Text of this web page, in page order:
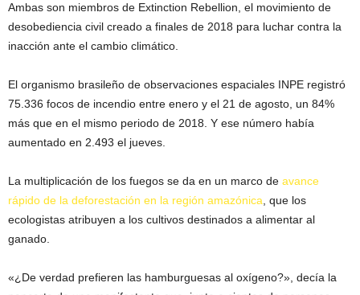
Ambas son miembros de Extinction Rebellion, el movimiento de
desobediencia civil creado a finales de 2018 para luchar contra la
inacción ante el cambio climático.
El organismo brasileño de observaciones espaciales INPE registró
75.336 focos de incendio entre enero y el 21 de agosto, un 84%
más que en el mismo periodo de 2018. Y ese número había
aumentado en 2.493 el jueves.
La multiplicación de los fuegos se da en un marco de avance
rápido de la deforestación en la región amazónica, que los
ecologistas atribuyen a los cultivos destinados a alimentar al
ganado.
«¿De verdad prefieren las hamburguesas al oxígeno?», decía la